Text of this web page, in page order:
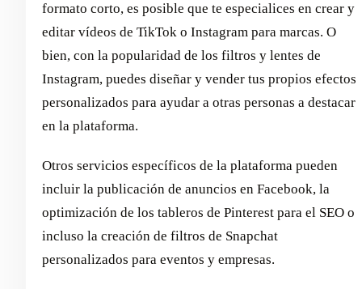
formato corto, es posible que te especialices en crear y
editar vídeos de TikTok o Instagram para marcas. O
bien, con la popularidad de los filtros y lentes de
Instagram, puedes diseñar y vender tus propios efectos
personalizados para ayudar a otras personas a destacar
en la plataforma.
Otros servicios específicos de la plataforma pueden
incluir la publicación de anuncios en Facebook, la
optimización de los tableros de Pinterest para el SEO o
incluso la creación de filtros de Snapchat
personalizados para eventos y empresas.